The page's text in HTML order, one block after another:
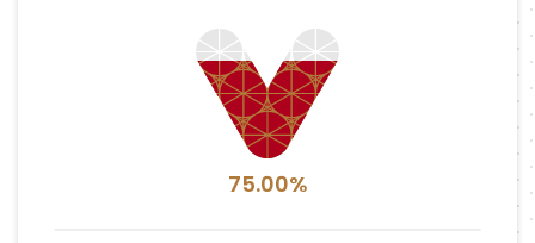
75.00%